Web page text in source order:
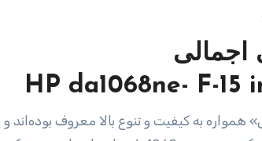
اجمالی
HP da1068ne- F-15
به کیفیت و تنوع بالا معروف بوده‌اند و